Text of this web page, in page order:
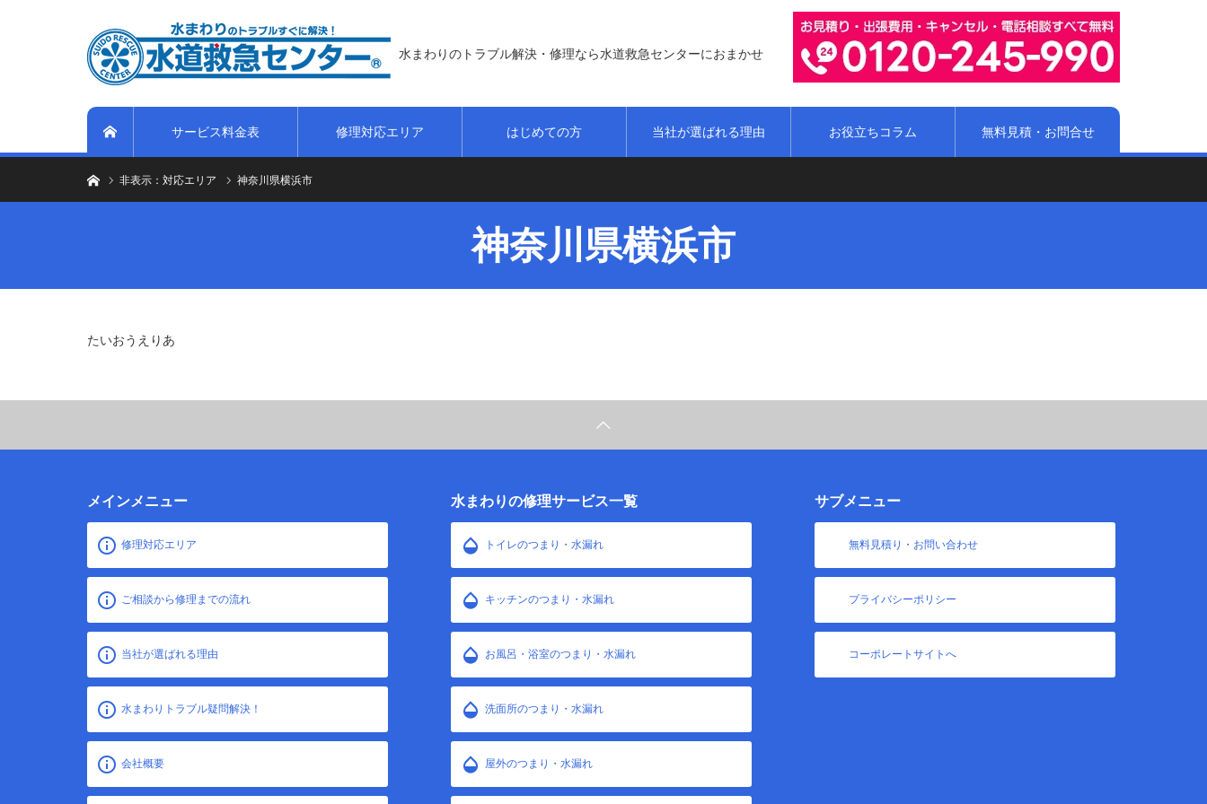
水まわりのトラブル解決・修理なら水道救急センターにおまかせ
サービス料金表 修理対応エリア はじめての方 当社が選ばれる理由 お役立ちコラム 無料見積・お問合せ
トイレのつまり・水漏れ等、水まわりのトラブルは水道救急センターへお任せください！
非表示：対応エリア 神奈川県横浜市
神奈川県横浜市
たいおうえりあ
メインメニュー
修理対応エリア
ご相談から修理までの流れ
当社が選ばれる理由
水まわりトラブル疑問解決！
会社概要
水まわりの修理サービス一覧
トイレのつまり・水漏れ
キッチンのつまり・水漏れ
お風呂・浴室のつまり・水漏れ
洗面所のつまり・水漏れ
屋外のつまり・水漏れ
サブメニュー
無料見積り・お問い合わせ
プライバシーポリシー
コーポレートサイトへ